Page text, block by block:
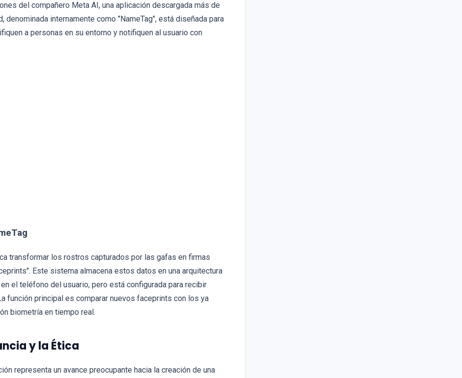
del compañero Meta AI, una aplicación descargada más de
internamente como "NameTag", está diseñada para
a personas en su entorno y notifiquen al usuario con
transformar los rostros capturados por las gafas en firmas
Este sistema almacena estos datos en una arquitectura
el teléfono del usuario, pero está configurada para recibir
función principal es comparar nuevos faceprints con los ya
biometría en tiempo real.
y la Ética
representa un avance preocupante hacia la creación de una